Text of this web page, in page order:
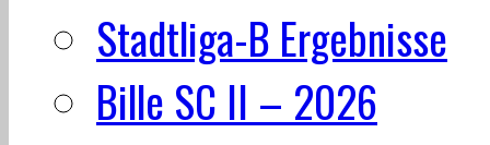
Stadtliga-B Ergebnisse
Bille SC II – 2026